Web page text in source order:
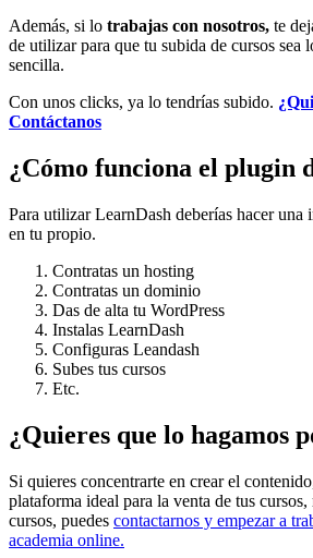
Además, si lo trabajas con nosotros, te
de utilizar para que tu subida de cursos sea
sencilla.
Con unos clicks, ya lo tendrías subido.
Contáctanos
¿Cómo funciona el plugin
Para utilizar LearnDash deberías hacer una
en tu propio.
Contratas un hosting
Contratas un dominio
Das de alta tu WordPress
Instalas LearnDash
Configuras Leandash
Subes tus cursos
Etc.
¿Quieres que lo hagamos
Si quieres concentrarte en crear el
plataforma ideal para la venta de tus
cursos, puedes contactarnos y empezar a
academia online.